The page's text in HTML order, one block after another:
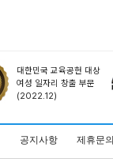
대한민국 교육공헌 대상
여성 일자리 창출 부문
(2022.12)
공지사항 제휴문의